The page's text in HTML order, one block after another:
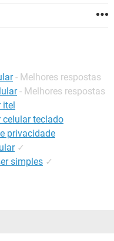
- Melhores respostas
- Melhores respostas
itel
celular teclado
privacidade
✓
simples ✓